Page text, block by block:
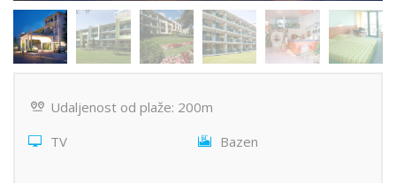
Udaljenost od plaže: 200m
TV
Bazen